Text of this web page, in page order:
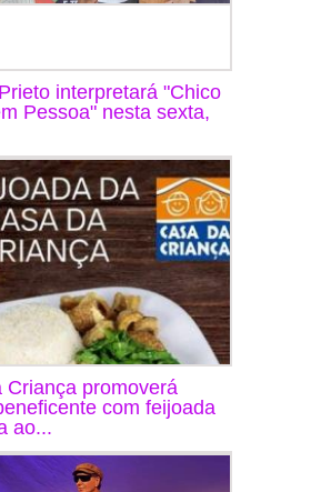
interpretará "Chico
Pessoa" nesta sexta,
Criança promoverá
com feijoada
ao...